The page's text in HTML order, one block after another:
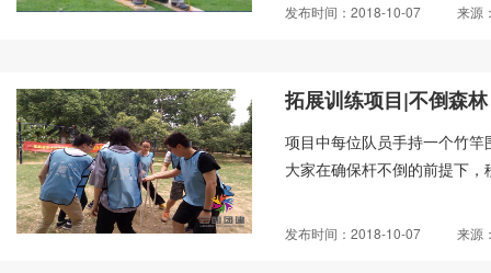
发布时间：2018-10-07 来源
拓展训练项目|不倒森林
项目中每位队员手持一个竹
大家在确保杆不倒的前提下
发布时间：2018-10-07 来源